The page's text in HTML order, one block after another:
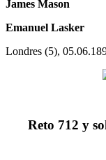
James Mason
Emanuel Lasker
Londres (5),
Reto 712 y